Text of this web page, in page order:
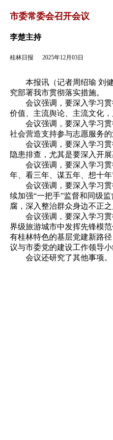
市委常委会召开会议
李楚主持
桂林日报 2025年12月03日
本报讯（记者周绍瑜 刘健
究部署我市贯彻落实措施。
会议强调，要深入学习贯
价值、主流舆论、主流文化
会议强调，要深入学习贯
社会营造支持参与志愿服务的
会议强调，要深入学习贯
隐患排查，尤其是要深入开
会议强调，要深入学习贯
年、看三年、谋五年、想十
会议强调，要深入学习贯
续加强“一把手”监督和同级
腐，深入整治群众身边不正
会议强调，要深入学习贯
界级旅游城市中发挥先锋模
有桂林特色的基层党建新路
议与市委党的建设工作领导小
会议还研究了其他事项。